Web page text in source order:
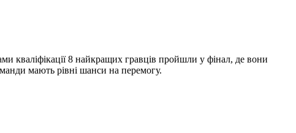
кваліфікації 8 найкращих гравців пройшли у фінал, де вони
мають рівні шанси на перемогу.